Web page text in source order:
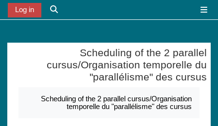
تبديل إدخال
Log in
Scheduling of the 2 parallel
cursus/Organisation temporelle du
"parallélisme" des cursus
Scheduling of the 2 parallel cursus/Organisation
temporelle du "parallélisme" des cursus